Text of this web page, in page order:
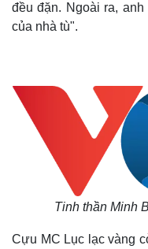
đều đặn. Ngoài ra,
của nhà tù".
Tinh thần Minh
Cựu MC Lục lạc vàng